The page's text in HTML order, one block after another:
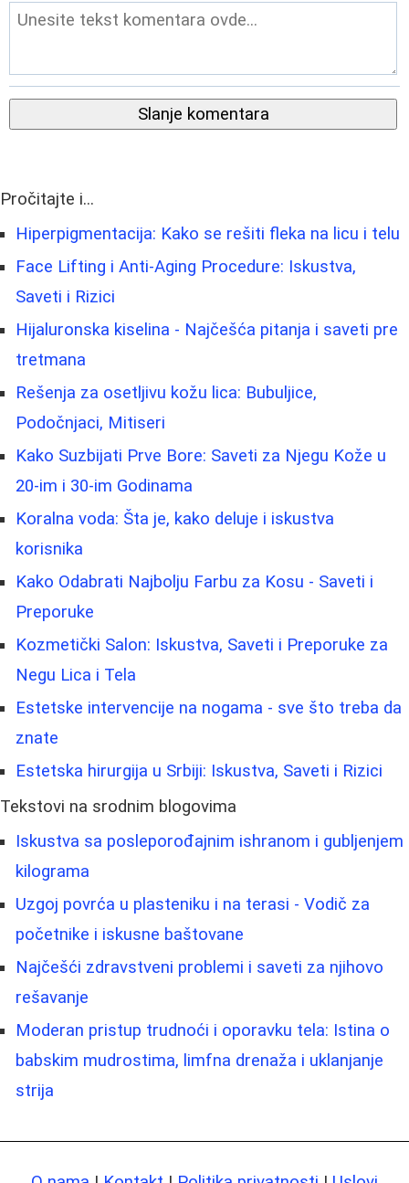
Slanje komentara
Pročitajte i...
Hiperpigmentacija: Kako se rešiti fleka na licu i telu
Face Lifting i Anti-Aging Procedure: Iskustva,
Saveti i Rizici
Hijaluronska kiselina - Najčešća pitanja i saveti pre
tretmana
Rešenja za osetljivu kožu lica: Bubuljice,
Podočnjaci, Mitiseri
Kako Suzbijati Prve Bore: Saveti za Njegu Kože u
20-im i 30-im Godinama
Koralna voda: Šta je, kako deluje i iskustva
korisnika
Kako Odabrati Najbolju Farbu za Kosu - Saveti i
Preporuke
Kozmetički Salon: Iskustva, Saveti i Preporuke za
Negu Lica i Tela
Estetske intervencije na nogama - sve što treba da
znate
Estetska hirurgija u Srbiji: Iskustva, Saveti i Rizici
Tekstovi na srodnim blogovima
Iskustva sa posleporođajnim ishranom i gubljenjem
kilograma
Uzgoj povrća u plasteniku i na terasi - Vodič za
početnike i iskusne baštovane
Najčešći zdravstveni problemi i saveti za njihovo
rešavanje
Moderan pristup trudnoći i oporavku tela: Istina o
babskim mudrostima, limfna drenaža i uklanjanje
strija